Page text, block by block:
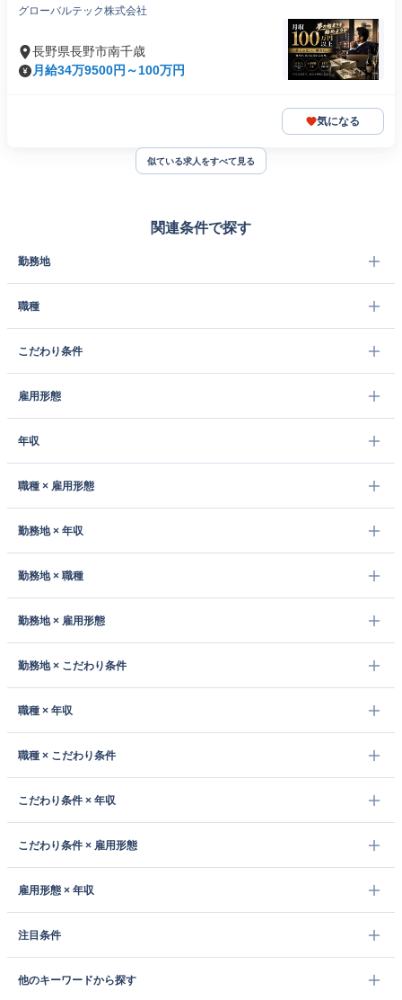
グローバルテック株式会社
長野県長野市南千歳
月給34万9500円～100万円
気になる
似ている求人をすべて見る
関連条件で探す
勤務地
職種
こだわり条件
雇用形態
年収
職種 × 雇用形態
勤務地 × 年収
勤務地 × 職種
勤務地 × 雇用形態
勤務地 × こだわり条件
職種 × 年収
職種 × こだわり条件
こだわり条件 × 年収
こだわり条件 × 雇用形態
雇用形態 × 年収
注目条件
他のキーワードから探す